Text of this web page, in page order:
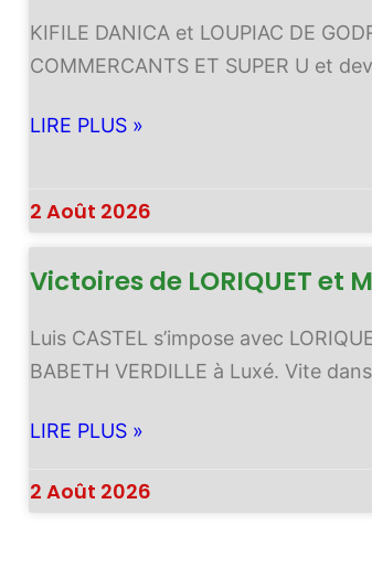
KIFILE DANICA et LOUPIAC DE
COMMERCANTS ET SUPER U et
LIRE PLUS »
2 Août 2026
Victoires de LORIQUET et
Luis CASTEL s’impose avec
BABETH VERDILLE à Luxé. Vite
LIRE PLUS »
2 Août 2026